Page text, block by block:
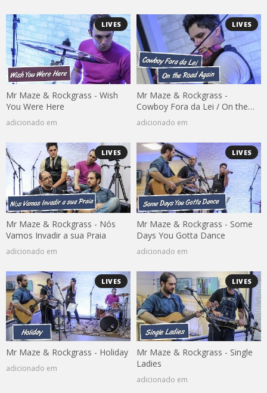
LIVES
Mr Maze & Rockgrass - Wish
You Were Here
adicionado em
LIVES
Mr Maze & Rockgrass -
Cowboy Fora da Lei / On the
Road Again
adicionado em
LIVES
Mr Maze & Rockgrass - Nós
Vamos Invadir a sua Praia
adicionado em
LIVES
Mr Maze & Rockgrass - Some
Days You Gotta Dance
adicionado em
LIVES
Mr Maze & Rockgrass - Holiday
adicionado em
LIVES
Mr Maze & Rockgrass - Single
Ladies
adicionado em